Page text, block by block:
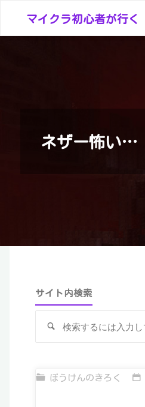
マイクラ初心者が行く
ネザー怖い…
サイト内検索
検
ぼうけんのきろく